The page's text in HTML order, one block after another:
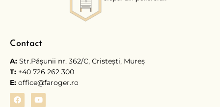
Contact
A: Str.Păşunii nr. 362/C, Cristești, Mureş
T: +40 726 262 300
E: office@faroger.ro